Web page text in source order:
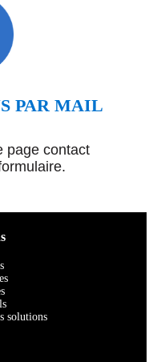
PAR MAIL
page contact
solutions